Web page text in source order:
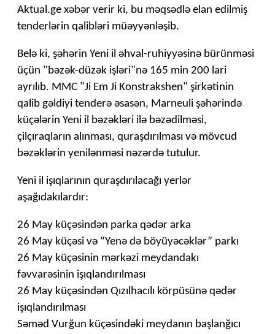
Aktual.ge xəbər verir ki, bu məqsədlə elan edilmiş
tenderlərin qalibləri müəyyənləşib.
Belə ki, şəhərin Yeni il əhval-ruhiyyəsinə bürünməsi
üçün "bəzək-düzək işləri"nə 165 min 200 lari
ayrılıb. MMC "Ji Em Ji Konstrakshen" şirkətinin
qalib gəldiyi tenderə əsasən, Marneuli şəhərində
küçələrin Yeni il bəzəkləri ilə bəzədilməsi,
çilçıraqların alınması, quraşdırılması və mövcud
bəzəklərin yenilənməsi nəzərdə tutulur.
Yeni il işıqlarının quraşdırılacağı yerlər
aşağıdakılardır:
26 May küçəsindən parka qədər arka
26 May küçəsi və “Yenə də böyüyəcəklər” parkı
26 May küçəsinin mərkəzi meydandakı
fəvvarəsinin işıqlandırılması
26 May küçəsindən Qızılhacılı körpüsünə qədər
işıqlandırılması
Səməd Vurğun küçəsindəki meydanın başlanğıcı